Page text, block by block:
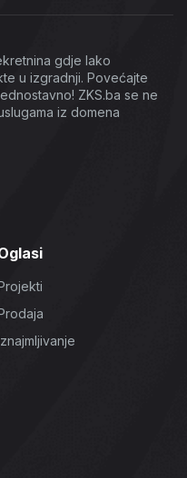
gdje lako
u izgradnji. Povećajte
ZKS.ba se ne
iz domena